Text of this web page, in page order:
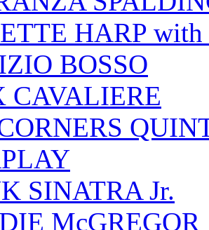
HARP
BOSSO
CAVALIERE
SINATRA Jr.
McGREGOR